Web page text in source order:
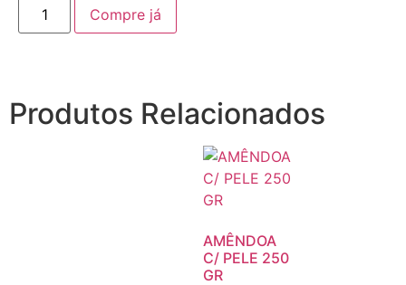
Compre já
Produtos Relacionados
AMÊNDOA
C/ PELE 250
GR